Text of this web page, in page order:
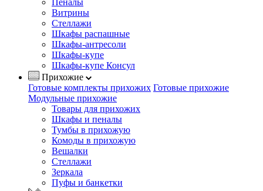
Пеналы
Витрины
Стеллажи
Шкафы распашные
Шкафы-антресоли
Шкафы-купе
Шкафы-купе Консул
Прихожие
Готовые комплекты прихожих Готовые прихожие
Модульные прихожие
Товары для прихожих
Шкафы и пеналы
Тумбы в прихожую
Комоды в прихожую
Вешалки
Стеллажи
Зеркала
Пуфы и банкетки